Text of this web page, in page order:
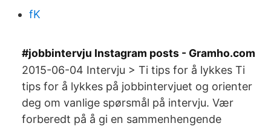
fK
#jobbintervju Instagram posts - Gramho.com
2015-06-04 Intervju > Ti tips for å lykkes Ti
tips for å lykkes på jobbintervjuet og orienter
deg om vanlige spørsmål på intervju. Vær
forberedt på å gi en sammenhengende